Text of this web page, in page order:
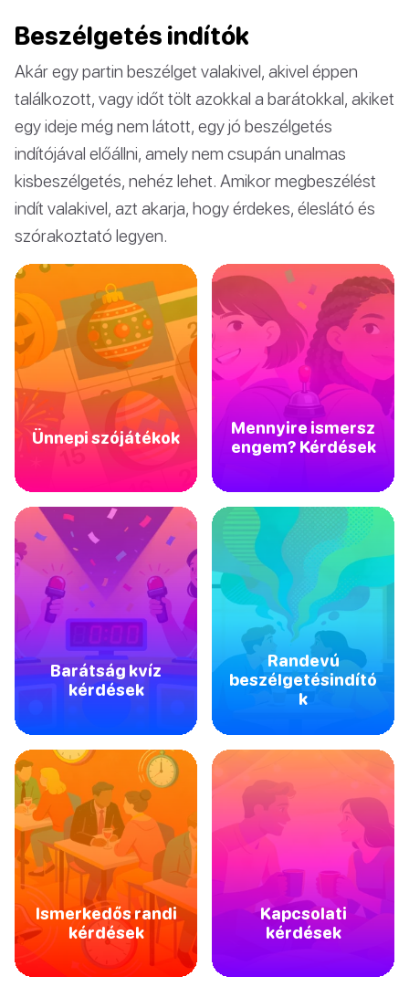
Beszélgetés indítók
Akár egy partin beszélget valakivel, akivel éppen
találkozott, vagy időt tölt azokkal a barátokkal, akiket
egy ideje még nem látott, egy jó beszélgetés
indítójával előállni, amely nem csupán unalmas
kisbeszélgetés, nehéz lehet. Amikor megbeszélést
indít valakivel, azt akarja, hogy érdekes, éleslátó és
szórakoztató legyen.
Ünnepi szójátékok
Mennyire ismersz
engem? Kérdések
Barátság kvíz
kérdések
Randevú
beszélgetésindító
k
Ismerkedős randi
kérdések
Kapcsolati
kérdések